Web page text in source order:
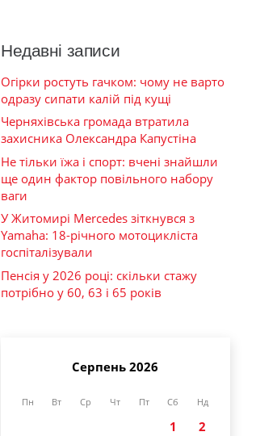
Недавні записи
Огірки ростуть гачком: чому не варто
одразу сипати калій під кущі
Черняхівська громада втратила
захисника Олександра Капустіна
Не тільки їжа і спорт: вчені знайшли
ще один фактор повільного набору
ваги
У Житомирі Mercedes зіткнувся з
Yamaha: 18-річного мотоцикліста
госпіталізували
Пенсія у 2026 році: скільки стажу
потрібно у 60, 63 і 65 років
Серпень 2026
Пн Вт Ср Чт Пт Сб Нд
1
2